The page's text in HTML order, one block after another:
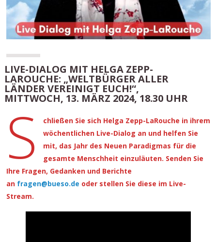
LIVE-DIALOG MIT HELGA ZEPP-
LAROUCHE: „WELTBÜRGER ALLER
LÄNDER VEREINIGT EUCH!“,
MITTWOCH, 13. MÄRZ 2024, 18.30 UHR
S
chließen Sie sich Helga Zepp-LaRouche in ihrem
wöchentlichen Live-Dialog an und helfen Sie
mit, das Jahr des Neuen Paradigmas für die
gesamte Menschheit einzuläuten. Senden Sie
Ihre Fragen, Gedanken und Berichte
an fragen@bueso.de oder stellen Sie diese im Live-
Stream.